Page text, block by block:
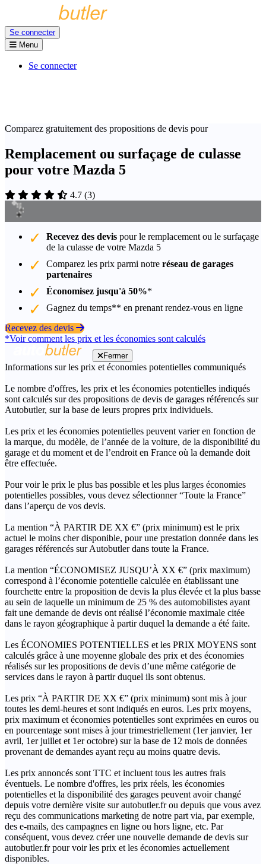
Se connecter
Menu
Se connecter
Comparez gratuitement des propositions de devis pour
Remplacement ou surfaçage de culasse
pour votre Mazda 5
4.7 (3)
Recevez des devis pour le remplacement ou le surfaçage
de la culasse de votre Mazda 5
Comparez les prix parmi notre réseau de garages
partenaires
Économisez jusqu'à 50%*
Gagnez du temps** en prenant rendez-vous en ligne
Recevez des devis
*Voir comment les prix et les économies sont calculés
Fermer
Informations sur les prix et économies potentielles communiqués
Le nombre d'offres, les prix et les économies potentielles indiqués
sont calculés sur des propositions de devis de garages référencés sur
Autobutler, sur la base de leurs propres prix individuels.
Les prix et les économies potentielles peuvent varier en fonction de
la marque, du modèle, de l’année de la voiture, de la disponibilité du
garage et du moment et de l’endroit en France où la demande doit
être effectuée.
Pour voir le prix le plus bas possible et les plus larges économies
potentielles possibles, vous devez sélectionner “Toute la France”
dans l’aperçu de vos devis.
La mention “À PARTIR DE XX €” (prix minimum) est le prix
actuel le moins cher disponible, pour une prestation donnée dans les
garages référencés sur Autobutler dans toute la France.
La mention “ÉCONOMISEZ JUSQU’À XX €” (prix maximum)
correspond à l’économie potentielle calculée en établissant une
fourchette entre la proposition de devis la plus élevée et la plus basse
au sein de laquelle un minimum de 25 % des automobilistes ayant
fait une demande de devis ont réalisé l’économie maximale citée
dans le rayon géographique à partir duquel la demande a été faite.
Les ÉCONOMIES POTENTIELLES et les PRIX MOYENS sont
calculés grâce à une moyenne globale des prix et des économies
réalisés sur les propositions de devis d’une même catégorie de
services dans le rayon à partir duquel ils sont obtenus.
Les prix “À PARTIR DE XX €” (prix minimum) sont mis à jour
toutes les demi-heures et sont indiqués en euros. Les prix moyens,
prix maximum et économies potentielles sont exprimées en euros ou
en pourcentage sont mises à jour trimestriellement (1er janvier, 1er
avril, 1er juillet et 1er octobre) sur la base de 12 mois de données
provenant de demandes ayant reçu au moins quatre devis.
Les prix annoncés sont TTC et incluent tous les autres frais
éventuels. Le nombre d'offres, les prix réels, les économies
potentielles et la disponibilité des garages peuvent avoir changé
depuis votre dernière visite sur autobutler.fr ou depuis que vous avez
reçu des communications marketing de notre part via, par exemple,
des e-mails, des campagnes en ligne ou hors ligne, etc. Par
conséquent, vous devez créer une nouvelle demande de devis sur
autobutler.fr pour voir les prix et les économies actuellement
disponibles.